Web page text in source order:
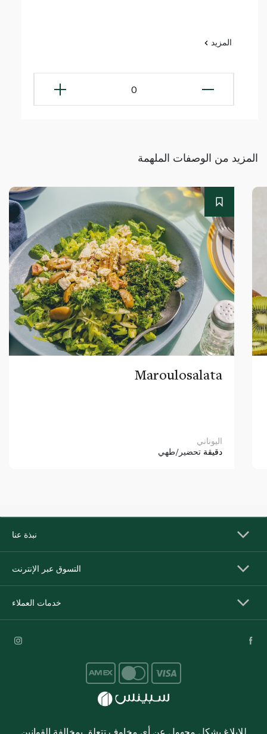
المزيد
0
المزيد من الوصفات الملهمة
Maroulosalata
اليوناني
دقيقة تحضير/طهي
نبذة عنا
التسوق عبر الإنترنت
خدمات العملاء
للإبلاغ بشكل مجهول عن أي مخاوف تتعلق بمخالفة القوانين